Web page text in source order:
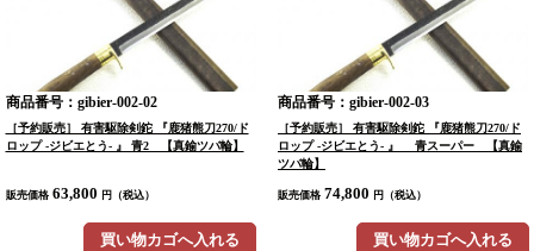
商品番号：gibier-002-02
［予約販売］ 有害駆除剣鉈 『鹿猪熊刀270/ド
ロップ -ジビエとう- 』 青2 【真鍮ツバ輪】
販売価格 63,800 円（税込）
買い物カゴへ入れる
商品番号：gibier-002-03
［予約販売］ 有害駆除剣鉈 『鹿猪熊刀270/ド
ロップ -ジビエとう- 』 青スーパー 【真鍮
ツバ輪】
販売価格 74,800 円（税込）
買い物カゴへ入れる